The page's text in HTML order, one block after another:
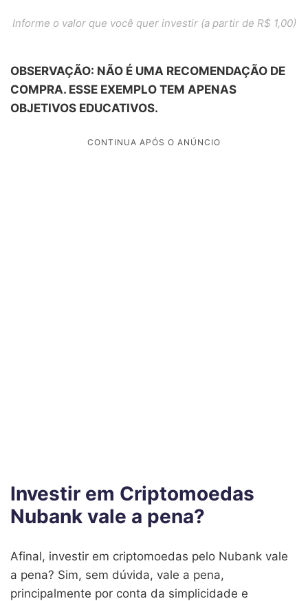
Informe o valor que você quer investir (a partir de R$ 1,00)
OBSERVAÇÃO: NÃO É UMA RECOMENDAÇÃO DE
COMPRA. ESSE EXEMPLO TEM APENAS
OBJETIVOS EDUCATIVOS.
Investir em Criptomoedas
Nubank vale a pena?
Afinal, investir em criptomoedas pelo Nubank vale
a pena? Sim, sem dúvida, vale a pena,
principalmente por conta da simplicidade e